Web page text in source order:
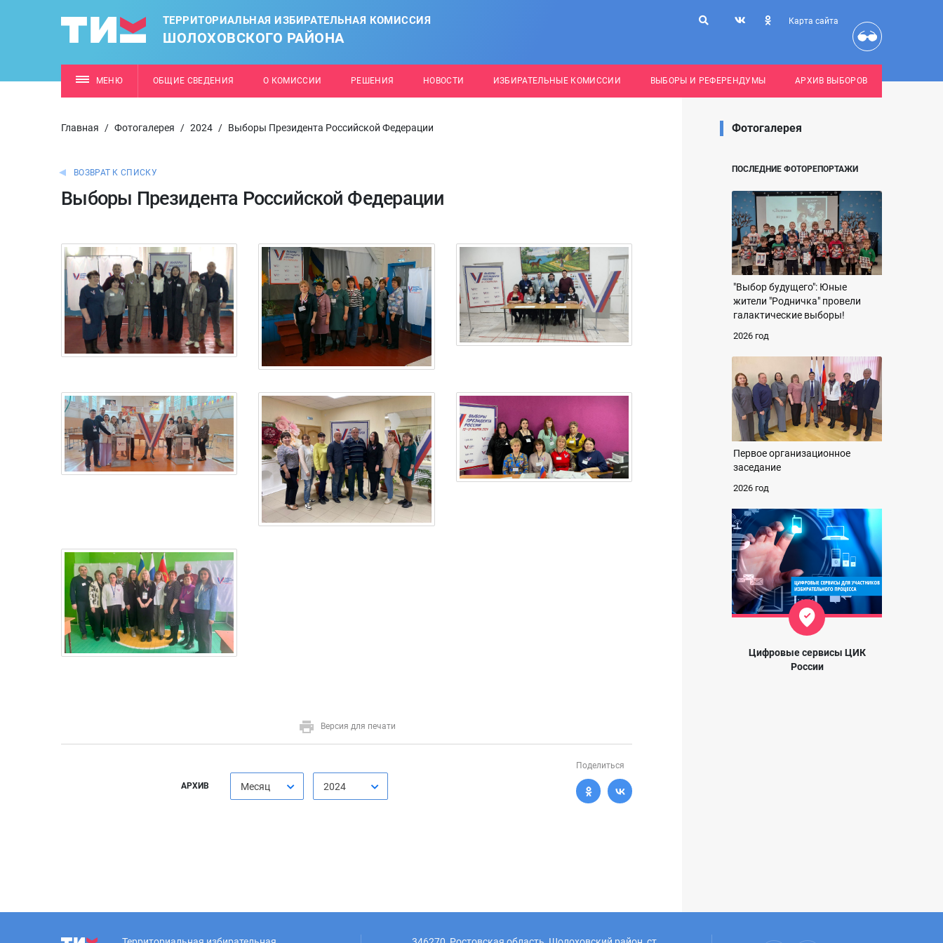
ТЕРРИТОРИАЛЬНАЯ ИЗБИРАТЕЛЬНАЯ КОМИССИЯ
ШОЛОХОВСКОГО РАЙОНА
Карта сайта
МЕНЮ ОБЩИЕ СВЕДЕНИЯ О КОМИССИИ РЕШЕНИЯ НОВОСТИ ИЗБИРАТЕЛЬНЫЕ КОМИССИИ ВЫБОРЫ И РЕФЕРЕНДУМЫ АРХИВ ВЫБОРОВ
Главная / Фотогалерея / 2024 / Выборы Президента Российской Федерации
ВОЗВРАТ К СПИСКУ
Выборы Президента Российской Федерации
Версия для печати
АРХИВ Месяц 2024
Поделиться
Фотогалерея
ПОСЛЕДНИЕ ФОТОРЕПОРТАЖИ
"Выбор будущего": Юные
жители "Родничка" провели
галактические выборы!
2026 год
Первое организационное
заседание
2026 год
Цифровые сервисы ЦИК
России